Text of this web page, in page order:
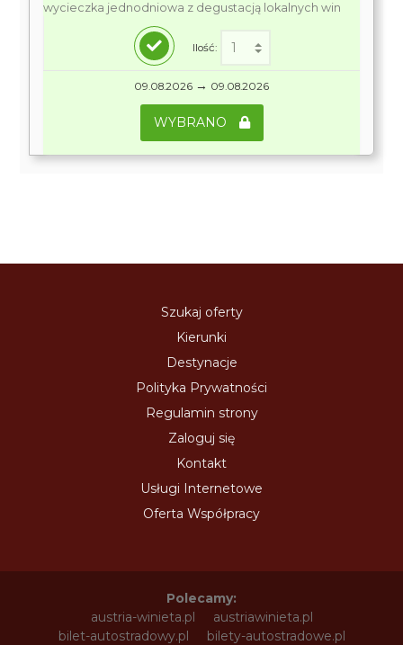
wycieczka jednodniowa z degustacją lokalnych win
Ilość:
09.08.2026 → 09.08.2026
WYBRANO
Szukaj oferty
Kierunki
Destynacje
Polityka Prywatności
Regulamin strony
Zaloguj się
Kontakt
Usługi Internetowe
Oferta Współpracy
Polecamy:
austria-winieta.pl
austriawinieta.pl
bilet-autostradowy.pl
bilety-autostradowe.pl